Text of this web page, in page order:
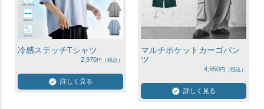
冷感ステッチTシャツ
2,970
詳しく見る
マルチポケットカーゴパン
ツ
4,950
詳しく見る